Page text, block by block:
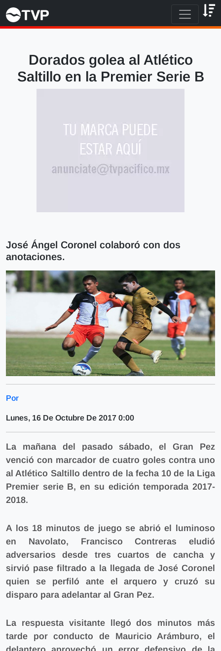
Dorados golea al Atlético
Saltillo en la Premier Serie B
José Ángel Coronel colaboró con dos
anotaciones.
Por
Lunes, 16 De Octubre De 2017 0:00
La mañana del pasado sábado, el Gran Pez
venció con marcador de cuatro goles contra uno
al Atlético Saltillo dentro de la fecha 10 de la Liga
Premier serie B, en su edición temporada 2017-
2018.
A los 18 minutos de juego se abrió el luminoso
en Navolato, Francisco Contreras eludió
adversarios desde tres cuartos de cancha y
sirvió pase filtrado a la llegada de José Coronel
quien se perfiló ante el arquero y cruzó su
disparo para adelantar al Gran Pez.
La respuesta visitante llegó dos minutos más
tarde por conducto de Mauricio Arámburo, el